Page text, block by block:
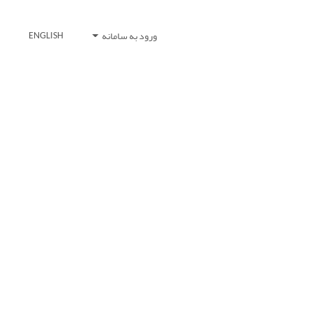
ورود به سامانه ENGLISH